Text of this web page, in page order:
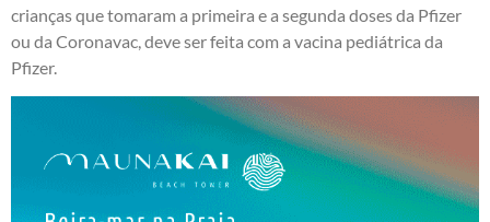
crianças que tomaram a primeira e a segunda doses da Pfizer
ou da Coronavac, deve ser feita com a vacina pediátrica da
Pfizer.